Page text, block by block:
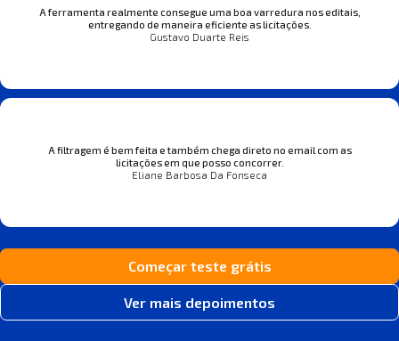
A ferramenta realmente consegue uma boa varredura nos editais,
entregando de maneira eficiente as licitações.
Gustavo Duarte Reis
A filtragem é bem feita e também chega direto no email com as
licitações em que posso concorrer.
Eliane Barbosa Da Fonseca
Começar teste grátis
Ver mais depoimentos